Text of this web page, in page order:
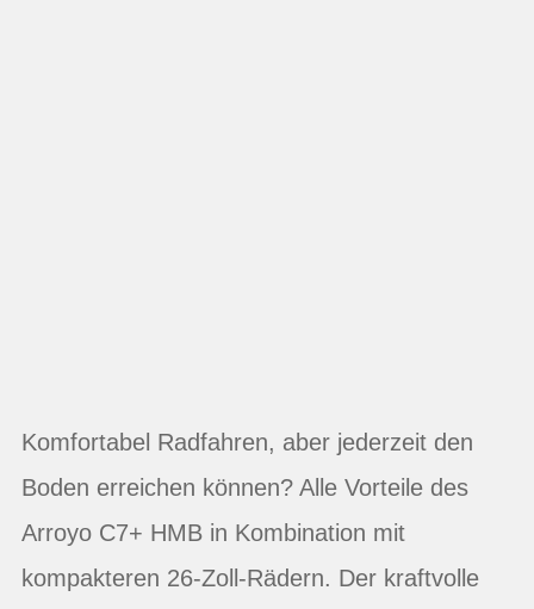
Komfortabel Radfahren, aber jederzeit den
Boden erreichen können? Alle Vorteile des
Arroyo C7+ HMB in Kombination mit
kompakteren 26-Zoll-Rädern. Der kraftvolle